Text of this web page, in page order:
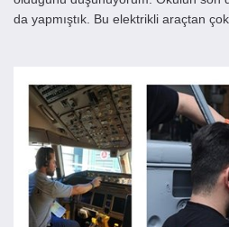
da yapmıştık. Bu elektrikli araçtan çok